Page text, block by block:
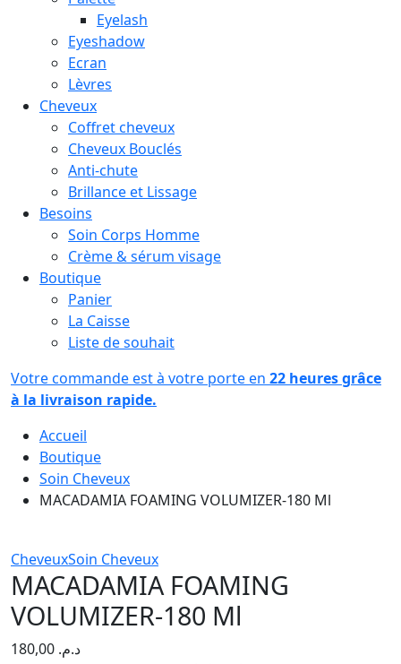
Eyelash
Eyeshadow
Ecran
Lèvres
Cheveux
Coffret cheveux
Cheveux Bouclés
Anti-chute
Brillance et Lissage
Besoins
Soin Corps Homme
Crème & sérum visage
Boutique
Panier
La Caisse
Liste de souhait
Votre commande est à votre porte en 22 heures grâce
à la livraison rapide.
Accueil
Boutique
Soin Cheveux
MACADAMIA FOAMING VOLUMIZER-180 Ml
CheveuxSoin Cheveux
MACADAMIA FOAMING
VOLUMIZER-180 Ml
د.م.